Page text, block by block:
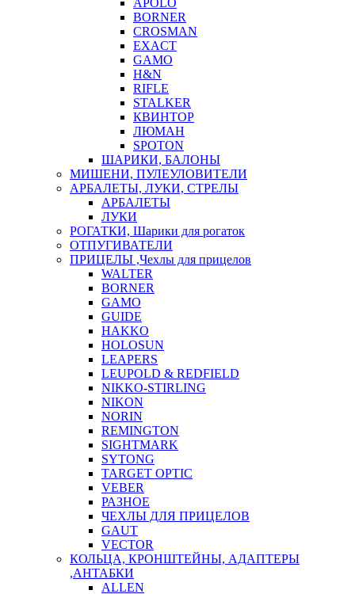
BORNER
CROSMAN
EXACT
GAMO
H&N
RIFLE
STALKER
КВИНТОР
ЛЮМАН
SPOTON
ШАРИКИ, БАЛОНЫ
МИШЕНИ, ПУЛЕУЛОВИТЕЛИ
АРБАЛЕТЫ, ЛУКИ, СТРЕЛЫ
АРБАЛЕТЫ
ЛУКИ
РОГАТКИ, Шарики для рогаток
ОТПУГИВАТЕЛИ
ПРИЦЕЛЫ ,Чехлы для прицелов
WALTER
BORNER
GAMO
GUIDE
HAKKO
HOLOSUN
LEAPERS
LEUPOLD & REDFIELD
NIKKO-STIRLING
NIKON
NORIN
REMINGTON
SIGHTMARK
SYTONG
TARGET OPTIC
VEBER
РАЗНОЕ
ЧЕХЛЫ ДЛЯ ПРИЦЕЛОВ
GAUT
VECTOR
КОЛЬЦА, КРОНШТЕЙНЫ, АДАПТЕРЫ
,АНТАБКИ
ALLEN